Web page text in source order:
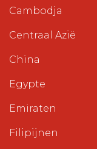
Cambodja
Centraal Azië
China
Egypte
Emiraten
Filipijnen